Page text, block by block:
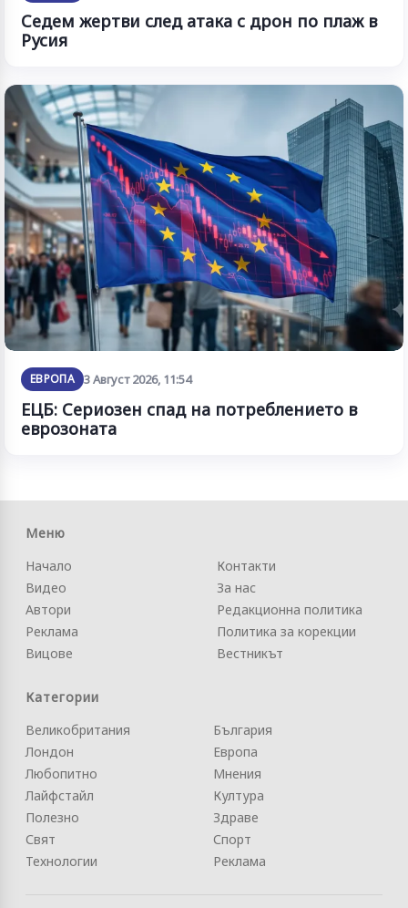
Седем жертви след атака с дрон по плаж в
Русия
ЕВРОПА 3 Август 2026, 11:54
ЕЦБ: Сериозен спад на потреблението в
еврозоната
Меню
Начало
Видео
Автори
Реклама
Вицове
Контакти
За нас
Редакционна политика
Политика за корекции
Вестникът
Категории
Великобритания
Лондон
Любопитно
Лайфстайл
Полезно
Свят
Технологии
България
Европа
Мнения
Култура
Здраве
Спорт
Реклама